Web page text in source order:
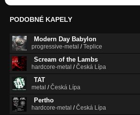
PODOBNÉ KAPELY
Modern Day Babylon
progressive-metal /Teplice
Scream of the Lambs
hardcore-metal /Česká Lípa
TAT
metal /Česká Lípa
Pertho
hardcore-metal /Česká Lípa